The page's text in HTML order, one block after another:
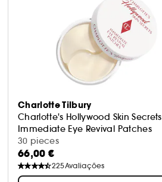
Charlotte Tilbury
Charlotte's Hollywood Skin Secrets
Immediate Eye Revival Patches
Patches olhos
30 pieces
66,00 €
225Avaliações